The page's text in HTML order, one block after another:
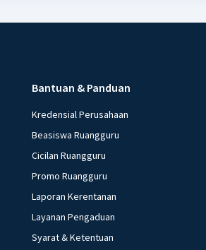
Bantuan & Panduan
Kredensial Perusahaan
Beasiswa Ruangguru
Cicilan Ruangguru
Promo Ruangguru
Laporan Kerentanan
Layanan Pengaduan
Syarat & Ketentuan